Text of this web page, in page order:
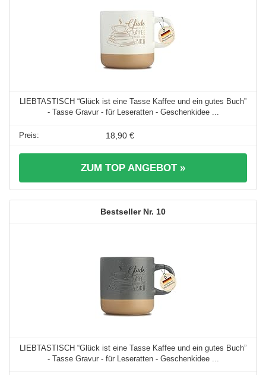
LIEBTASTISCH “Glück ist eine Tasse Kaffee und ein gutes Buch”
- Tasse Gravur - für Leseratten - Geschenkidee ...
18,90 €
ZUM TOP ANGEBOT »
10
LIEBTASTISCH “Glück ist eine Tasse Kaffee und ein gutes Buch”
- Tasse Gravur - für Leseratten - Geschenkidee ...